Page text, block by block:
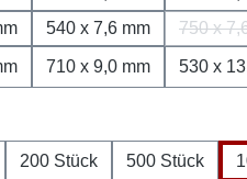
540 x 7,6 mm 750 x
710 x 9,0 mm 530 x
200 Stück 500 Stück